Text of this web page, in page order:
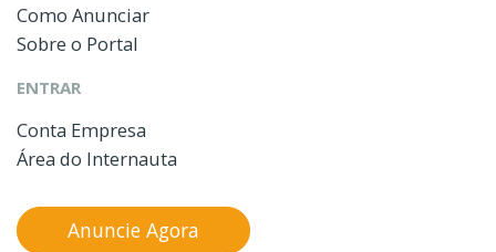
Como Anunciar
Sobre o Portal
ENTRAR
Conta Empresa
Área do Internauta
Anuncie Agora